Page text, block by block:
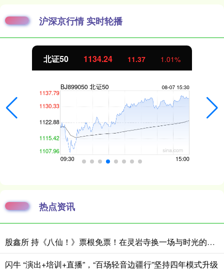
沪深京行情 实时轮播
北证50 1134.24 11.37 1.01%
热点资讯
股鑫所 持《八仙！》票根免票！在灵岩寺换一场与时光的重逢
闪牛 “演出+培训+直播”，“百场轻音边疆行”坚持四年模式升级